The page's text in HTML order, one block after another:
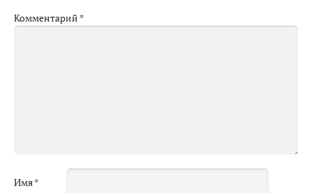
Комментарий *
Имя*